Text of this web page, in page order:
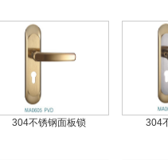
304不锈钢面板锁 304